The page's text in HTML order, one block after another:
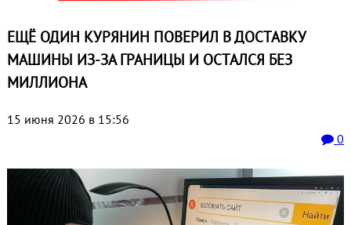
ЕЩЁ ОДИН КУРЯНИН ПОВЕРИЛ В ДОСТАВКУ
МАШИНЫ ИЗ-ЗА ГРАНИЦЫ И ОСТАЛСЯ БЕЗ
МИЛЛИОНА
15 июня 2026 в 15:56
0